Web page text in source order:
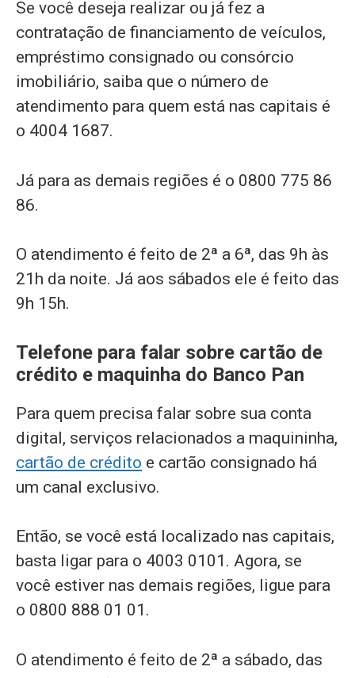
Se você deseja realizar ou já fez a
contratação de financiamento de veículos,
empréstimo consignado ou consórcio
imobiliário, saiba que o número de
atendimento para quem está nas capitais é
o 4004 1687.
Já para as demais regiões é o 0800 775 86
86.
O atendimento é feito de 2ª a 6ª, das 9h às
21h da noite. Já aos sábados ele é feito das
9h 15h.
Telefone para falar sobre cartão de
crédito e maquinha do Banco Pan
Para quem precisa falar sobre sua conta
digital, serviços relacionados a maquininha,
cartão de crédito e cartão consignado há
um canal exclusivo.
Então, se você está localizado nas capitais,
basta ligar para o 4003 0101. Agora, se
você estiver nas demais regiões, ligue para
o 0800 888 01 01.
O atendimento é feito de 2ª a sábado, das